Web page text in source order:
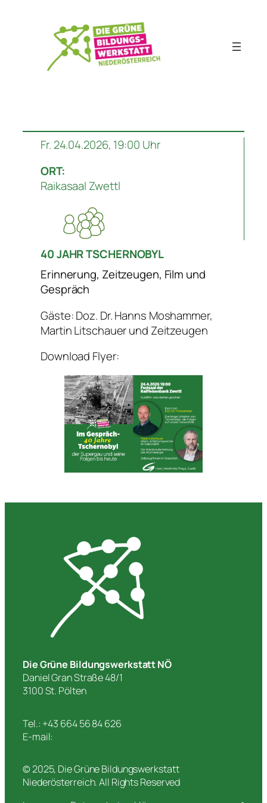
Fr. 24.04.2026, 19:00 Uhr
ORT:
Raikasaal Zwettl
40 JAHR TSCHERNOBYL
Erinnerung, Zeitzeugen, Film und
Gespräch
Gäste: Doz. Dr. Hanns Moshammer,
Martin Litschauer und Zeitzeugen
Download Flyer:
Die Grüne Bildungswerkstatt NÖ
Daniel Gran Straße 48/1
3100 St. Pölten
Tel.: +43 664 56 84 626
E-mail:
© 2025, Die Grüne Bildungswerkstatt
Niederösterreich. All Rights Reserved